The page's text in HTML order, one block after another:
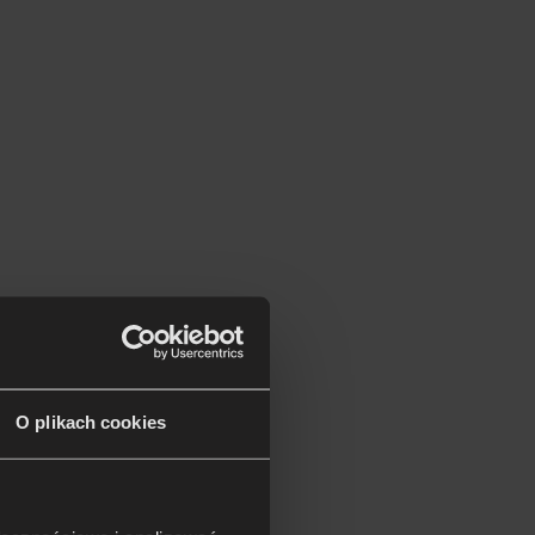
O plikach cookies